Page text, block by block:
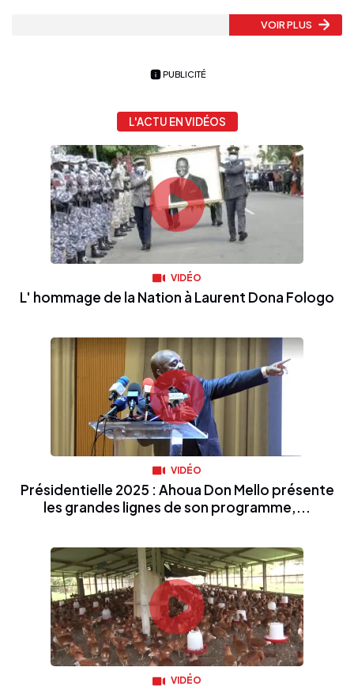
VOIR PLUS
PUBLICITÉ
L'ACTU EN VIDÉOS
VIDÉO
L' hommage de la Nation à Laurent Dona Fologo
VIDÉO
Présidentielle 2025 : Ahoua Don Mello présente
les grandes lignes de son programme,...
VIDÉO